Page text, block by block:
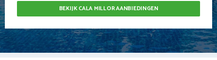
BEKIJK CALA MILLOR AANBIEDINGEN